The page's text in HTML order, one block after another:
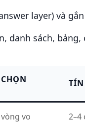
layer) và
danh sách, bảng,
TÍN
vo 2–4